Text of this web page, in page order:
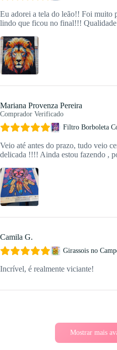
Eu adorei a tela do leão!! Foi muito
lindo que ficou no final!!!
Mariana Provenza Pereira
Comprador Verificado
Filtro Borboleta
Veio até antes do prazo, tudo veio
delicada !!!! Ainda estou fazendo ,
Camila G.
Girassois no
Incrível, é realmente viciante!
Mostrar mais